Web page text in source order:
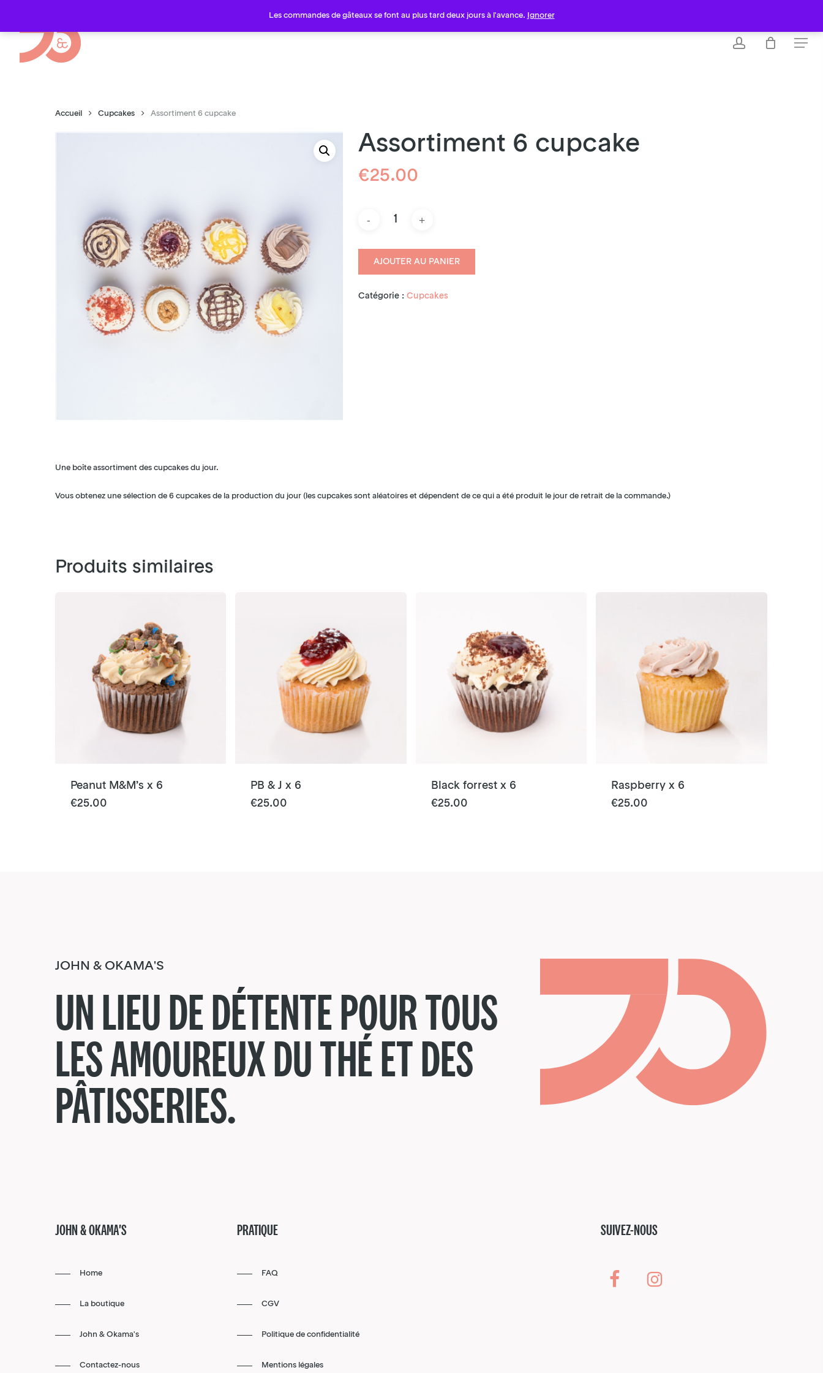
Les commandes de gâteaux se font au plus tard deux jours à l'avance. Ignorer
content
account Menu
Accueil Cupcakes Assortiment 6 cupcake
Assortiment 6 cupcake
€25.00
AJOUTER AU PANIER
Catégorie : Cupcakes
Une boîte assortiment des cupcakes du jour.
Vous obtenez une sélection de 6 cupcakes de la production du jour (les cupcakes sont aléatoires et dépendent de ce qui a été produit le jour de retrait de la commande.)
Produits similaires
Peanut M&M’s x 6
€25.00
PB & J x 6
€25.00
Black forrest x 6
€25.00
Raspberry x 6
€25.00
JOHN & OKAMA'S
UN LIEU DE DÉTENTE POUR TOUS
LES AMOUREUX DU THÉ ET DES
PÂTISSERIES.
JOHN & OKAMA'S
Home
La boutique
John & Okama's
Contactez-nous
PRATIQUE
FAQ
CGV
Politique de confidentialité
Mentions légales
SUIVEZ-NOUS